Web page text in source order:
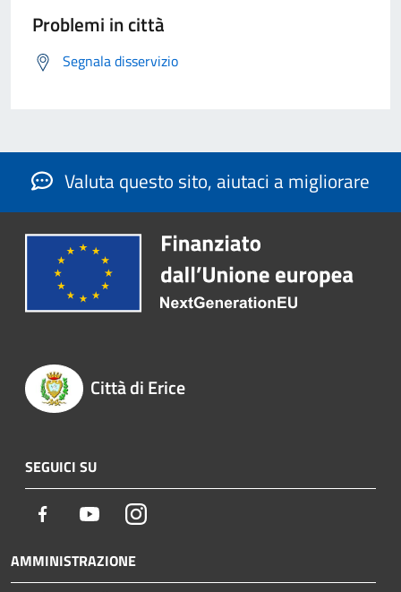
Problemi in città
Segnala disservizio
Valuta questo sito, aiutaci a migliorare
Città di Erice
SEGUICI SU
Facebook YoutubeInstagram
AMMINISTRAZIONE